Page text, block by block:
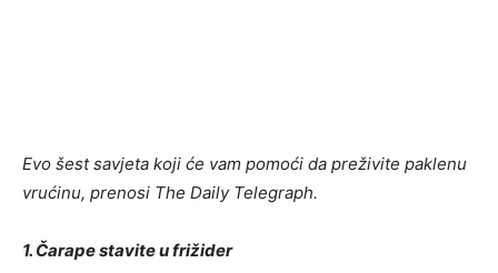
Evo šest savjeta koji će vam pomoći da preživite paklenu
vrućinu, prenosi The Daily Telegraph.
1. Čarape stavite u frižider